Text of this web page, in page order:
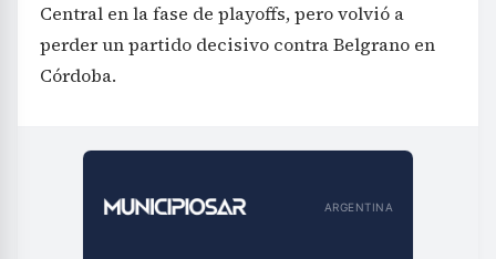
Central en la fase de playoffs, pero volvió a
perder un partido decisivo contra Belgrano en
Córdoba.
ARGENTINA